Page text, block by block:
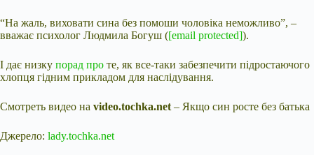
“На жаль, виховати сина без помоши чоловіка неможливо”, –
вважає психолог Людмила Богуш ([email protected]).
І дає низку порад про те, як все-таки забезпечити підростаючого
хлопця гідним прикладом для наслідування.
Смотреть видео на video.tochka.net – Якщо син росте без батька
Джерело: lady.tochka.net